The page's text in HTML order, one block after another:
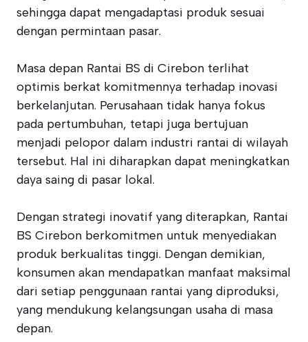
sehingga dapat mengadaptasi produk sesuai
dengan permintaan pasar.
Masa depan Rantai BS di Cirebon terlihat
optimis berkat komitmennya terhadap inovasi
berkelanjutan. Perusahaan tidak hanya fokus
pada pertumbuhan, tetapi juga bertujuan
menjadi pelopor dalam industri rantai di wilayah
tersebut. Hal ini diharapkan dapat meningkatkan
daya saing di pasar lokal.
Dengan strategi inovatif yang diterapkan, Rantai
BS Cirebon berkomitmen untuk menyediakan
produk berkualitas tinggi. Dengan demikian,
konsumen akan mendapatkan manfaat maksimal
dari setiap penggunaan rantai yang diproduksi,
yang mendukung kelangsungan usaha di masa
depan.